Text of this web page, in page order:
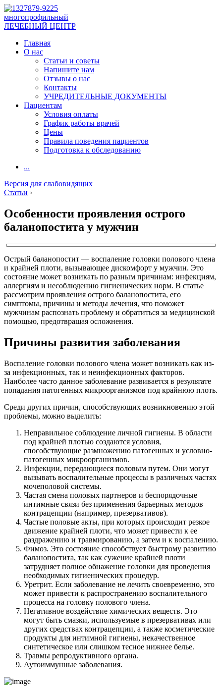
многопрофильный
ЛЕЧЕБНЫЙ ЦЕНТР
Главная
О нас
Статьи и советы
Напишите нам
Отзывы о нас
Контакты
УЧРЕДИТЕЛЬНЫЕ ДОКУМЕНТЫ
Пациентам
Условия оплаты
График работы врачей
Цены
Правила поведения пациентов
Подготовка к обследованию
...
Версия для слабовидящих
Статьи ›
Особенности проявления острого
баланопостита у мужчин
Острый баланопостит — воспаление головки полового члена
и крайней плоти, вызывающее дискомфорт у мужчин. Это
состояние может возникать по разным причинам: инфекциям,
аллергиям и несоблюдению гигиенических норм. В статье
рассмотрим проявления острого баланопостита, его
симптомы, причины и методы лечения, что поможет
мужчинам распознать проблему и обратиться за медицинской
помощью, предотвращая осложнения.
Причины развития заболевания
Воспаление головки полового члена может возникать как из-
за инфекционных, так и неинфекционных факторов.
Наиболее часто данное заболевание развивается в результате
попадания патогенных микроорганизмов под крайнюю плоть.
Среди других причин, способствующих возникновению этой
проблемы, можно выделить:
Неправильное соблюдение личной гигиены. В области
под крайней плотью создаются условия,
способствующие размножению патогенных и условно-
патогенных микроорганизмов.
Инфекции, передающиеся половым путем. Они могут
вызывать воспалительные процессы в различных частях
мочеполовой системы.
Частая смена половых партнеров и беспорядочные
интимные связи без применения барьерных методов
контрацепции (например, презервативов).
Частые половые акты, при которых происходит резкое
движение крайней плоти, что может привести к ее
раздражению и травмированию, а затем и к воспалению.
Фимоз. Это состояние способствует быстрому развитию
баланопостита, так как сужение крайней плоти
затрудняет полное обнажение головки для проведения
необходимых гигиенических процедур.
Уретрит. Если заболевание не лечить своевременно, это
может привести к распространению воспалительного
процесса на головку полового члена.
Негативное воздействие химических веществ. Это
могут быть смазки, используемые в презервативах или
других средствах контрацепции, а также косметические
продукты для интимной гигиены, некачественное
синтетическое или слишком тесное нижнее белье.
Травмы репродуктивного органа.
Аутоиммунные заболевания.